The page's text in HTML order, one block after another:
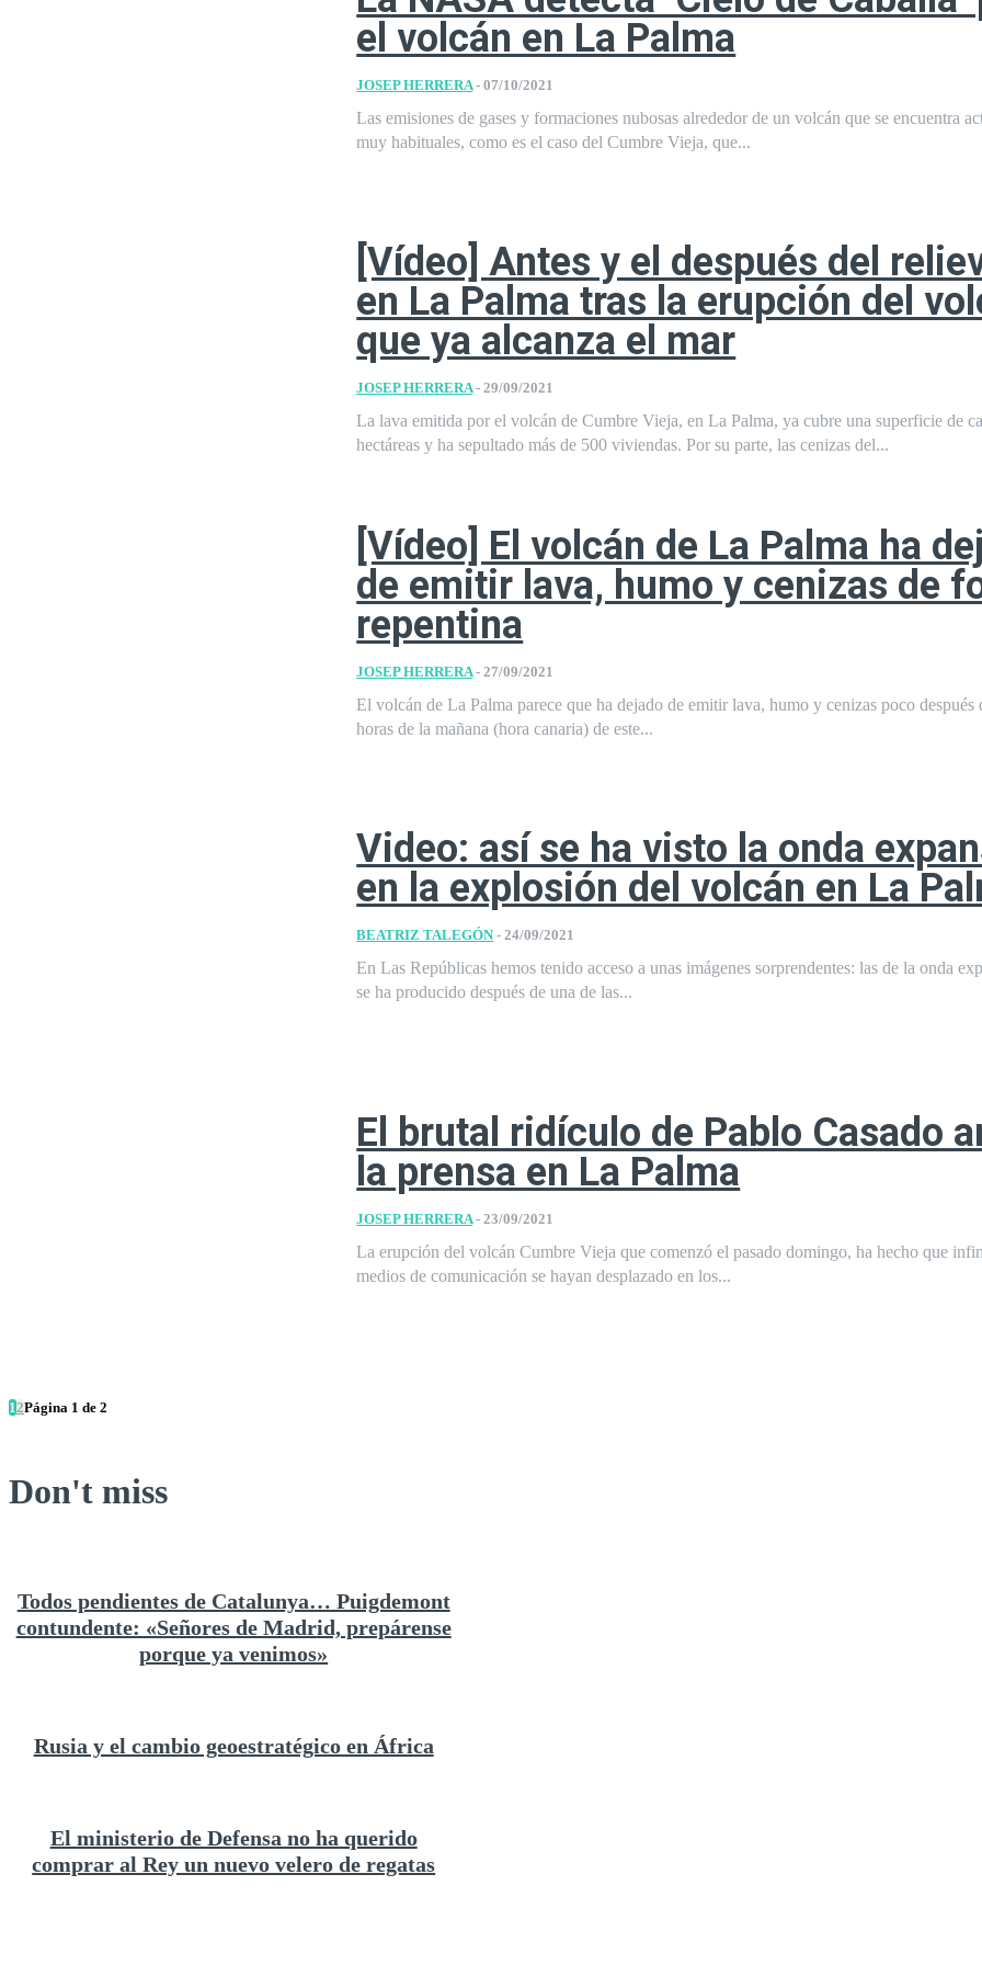
el volcán en La Palma
JOSEP HERRERA - 07/10/2021
Las emisiones de gases y formaciones nubosas alrededor de un volcán que se encuentra
muy habituales, como es el caso del Cumbre Vieja, que...
[Vídeo] Antes y el después del
en La Palma tras la erupción del
que ya alcanza el mar
JOSEP HERRERA - 29/09/2021
La lava emitida por el volcán de Cumbre Vieja, en La Palma, ya cubre una superficie de
hectáreas y ha sepultado más de 500 viviendas. Por su parte, las cenizas del...
[Vídeo] El volcán de La Palma ha
de emitir lava, humo y cenizas de
repentina
JOSEP HERRERA - 27/09/2021
El volcán de La Palma parece que ha dejado de emitir lava, humo y cenizas poco después
horas de la mañana (hora canaria) de este...
Video: así se ha visto la onda
en la explosión del volcán en La
BEATRIZ TALEGÓN - 24/09/2021
En Las Repúblicas hemos tenido acceso a unas imágenes sorprendentes: las de la onda
se ha producido después de una de las...
El brutal ridículo de Pablo Casado
la prensa en La Palma
JOSEP HERRERA - 23/09/2021
La erupción del volcán Cumbre Vieja que comenzó el pasado domingo, ha hecho que
medios de comunicación se hayan desplazado en los...
1 2Página 1 de 2
Don't miss
Todos pendientes de Catalunya… Puigdemont
contundente: «Señores de Madrid, prepárense
porque ya venimos»
Rusia y el cambio geoestratégico en África
El ministerio de Defensa no ha querido
comprar al Rey un nuevo velero de regatas